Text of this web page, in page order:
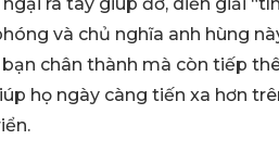
và chủ nghĩa anh hùng
chân thành mà còn tiếp
họ ngày càng tiến xa hơn